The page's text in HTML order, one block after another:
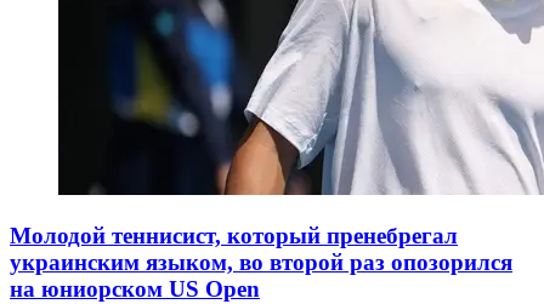
Молодой теннисист, который пренебрегал
украинским языком, во второй раз опозорился
на юниорском US Open